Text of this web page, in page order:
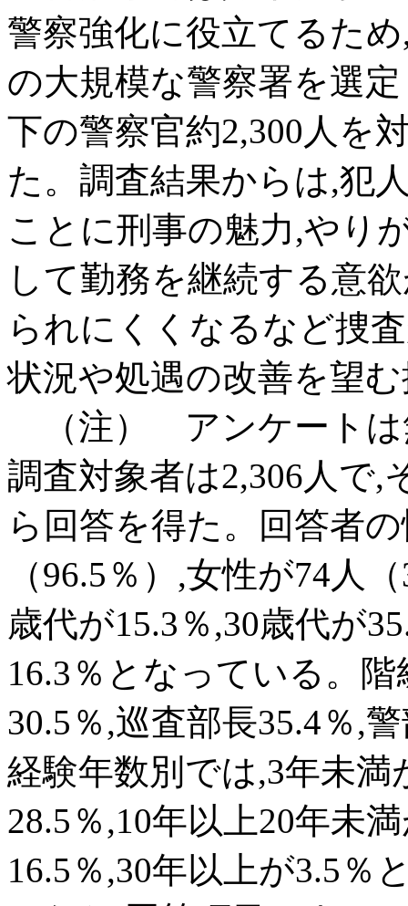
警察強化に役立てるた
の大規模な警察署を選
下の警察官約2,300人を
た。調査結果からは,犯
ことに刑事の魅力,やり
して勤務を継続する意
られにくくなるなど捜
状況や処遇の改善を望
（注） アンケートは
調査対象者は2,306人で,
ら回答を得た。回答者
（96.5％）,女性が74人
歳代が15.3％,30歳代が
16.3％となっている。
30.5％,巡査部長35.4％,
経験年数別では,3年未満
28.5％,10年以上20年未
16.5％,30年以上が3.5％